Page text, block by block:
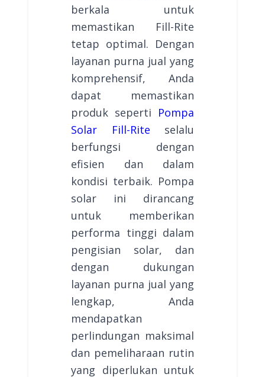
berkala untuk
memastikan Fill-Rite
tetap optimal. Dengan
layanan purna jual yang
komprehensif, Anda
dapat memastikan
produk seperti Pompa
Solar Fill-Rite selalu
berfungsi dengan
efisien dan dalam
kondisi terbaik. Pompa
solar ini dirancang
untuk memberikan
performa tinggi dalam
pengisian solar, dan
dengan dukungan
layanan purna jual yang
lengkap, Anda
mendapatkan
perlindungan maksimal
dan pemeliharaan rutin
yang diperlukan untuk